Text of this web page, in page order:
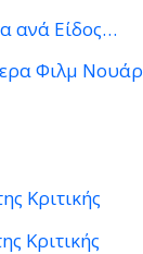
ανά Είδος…
Φιλμ Νουάρ
Κριτικής
Κριτικής